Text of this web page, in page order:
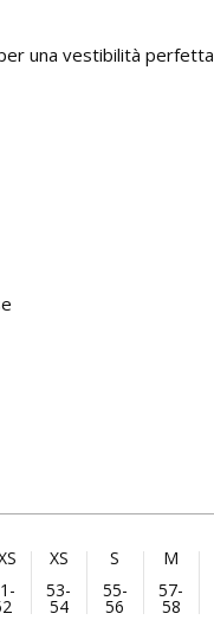
una vestibilità perfetta
XS
53-
54
S
55-
56
M
57-
58